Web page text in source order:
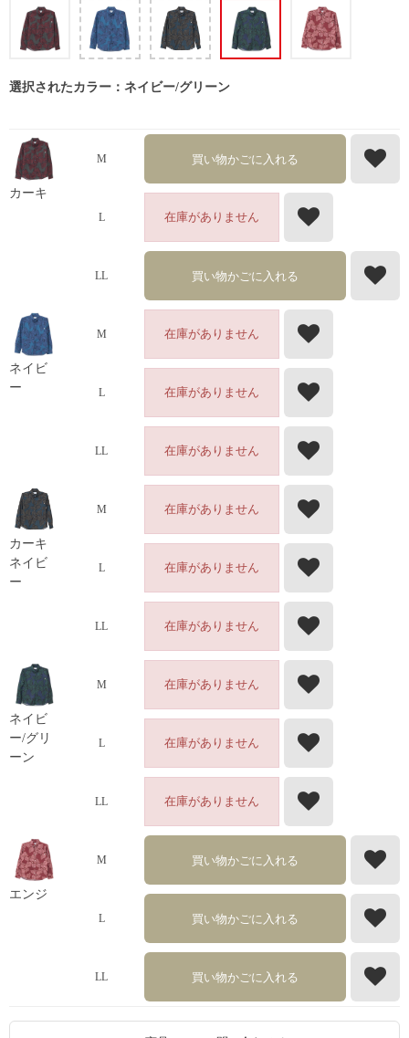
選択されたカラー：ネイビー/グリーン
カーキ
M 買い物かごに入れる
L 在庫がありません
LL 買い物かごに入れる
ネイビ
ー
M 在庫がありません
L 在庫がありません
LL 在庫がありません
カーキ
ネイビ
ー
M 在庫がありません
L 在庫がありません
LL 在庫がありません
ネイビ
ー/グリ
ーン
M 在庫がありません
L 在庫がありません
LL 在庫がありません
エンジ
M 買い物かごに入れる
L 買い物かごに入れる
LL 買い物かごに入れる